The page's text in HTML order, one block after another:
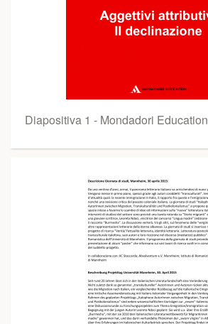
Diapositiva 1 - Mondadori Education